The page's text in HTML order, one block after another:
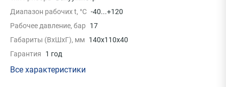
Диапазон рабочих t, °C -40...+120
Рабочее давление, бар
17
Габариты (ВхШхГ), мм 140x110x40
Гарантия
1 год
Все характеристики